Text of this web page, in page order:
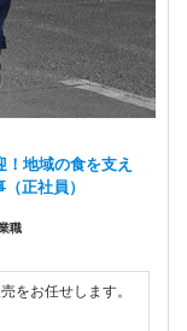
！地域の食を支え
正社員）
職
をお任せします。